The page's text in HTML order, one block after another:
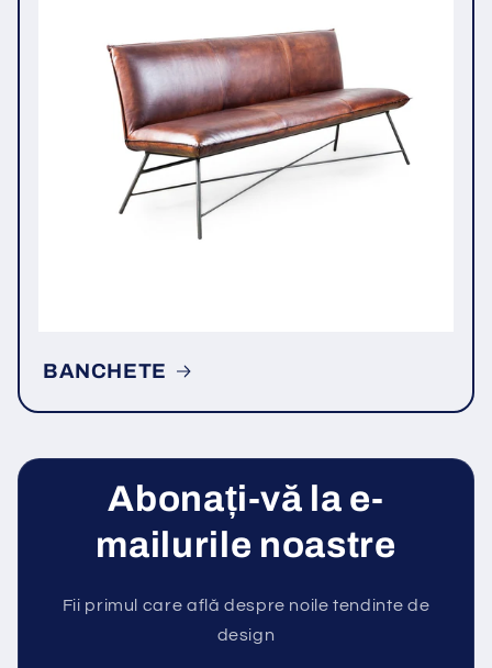
BANCHETE
Abonați-vă la e-
mailurile noastre
Fii primul care află despre noile tendinte de
design